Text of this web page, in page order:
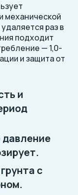
механической
раз в
подходит
— 1,0-
и защита от
и
с